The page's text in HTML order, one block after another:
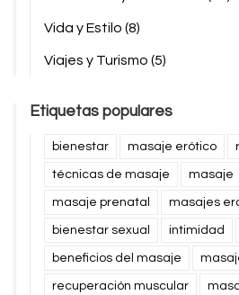
Vida y Estilo (8)
Viajes y Turismo (5)
Etiquetas populares
bienestar masaje erótico
técnicas de masaje masaje
masaje prenatal masajes
bienestar sexual intimidad
beneficios del masaje
recuperación muscular